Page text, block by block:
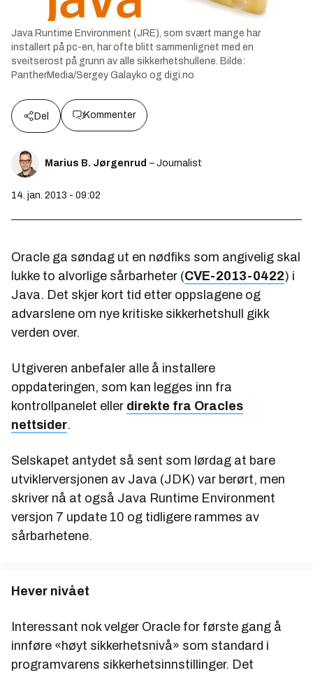
Java Runtime Environment (JRE), som svært mange har
installert på pc-en, har ofte blitt sammenlignet med en
sveitserost på grunn av alle sikkerhetshullene. Bilde:
PantherMedia/Sergey Galayko og digi.no
Del Kommenter
Marius B. Jørgenrud – Journalist
14. jan. 2013 - 09:02
Oracle ga søndag ut en nødfiks som angivelig skal
lukke to alvorlige sårbarheter (CVE-2013-0422) i
Java. Det skjer kort tid etter oppslagene og
advarslene om nye kritiske sikkerhetshull gikk
verden over.
Utgiveren anbefaler alle å installere
oppdateringen, som kan legges inn fra
kontrollpanelet eller direkte fra Oracles
nettsider.
Selskapet antydet så sent som lørdag at bare
utviklerversjonen av Java (JDK) var berørt, men
skriver nå at også Java Runtime Environment
versjon 7 update 10 og tidligere rammes av
sårbarhetene.
Hever nivået
Interessant nok velger Oracle for første gang å
innføre «høyt sikkerhetsnivå» som standard i
programvarens sikkerhetsinnstillinger. Det